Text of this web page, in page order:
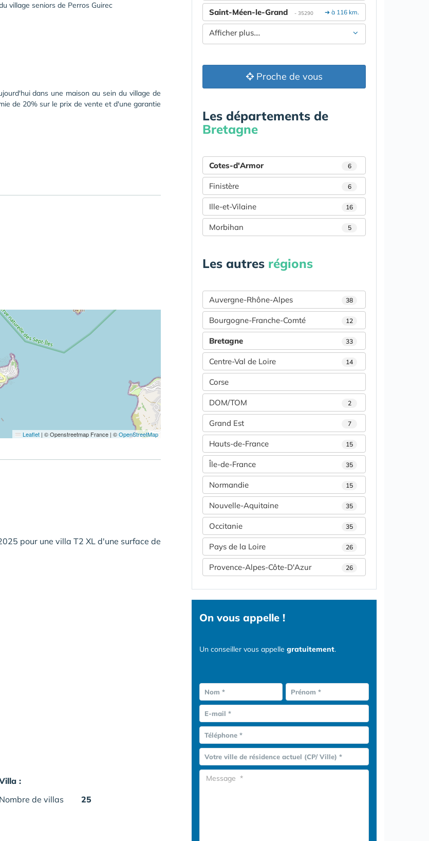
village seniors de Perros Guirec
dans une maison au sein du village de
de 20% sur le prix de vente et d'une garantie
Leaflet | © Openstreetmap France | ©OpenStreetMap
pour une villa T2 XL d'une surface de
:
Nombre de villas 25
➔ à 116 km.
Saint-Méen-le-Grand - 35290
Afficher plus....
Proche de vous
Les départements de
Bretagne
Cotes-d'Armor 6
Finistère 6
Ille-et-Vilaine 16
Morbihan 5
Les autres régions
Auvergne-Rhône-Alpes 38
Bourgogne-Franche-Comté 12
Bretagne 33
Centre-Val de Loire 14
Corse
DOM/TOM 2
Grand Est 7
Hauts-de-France 15
Île-de-France 35
Normandie 15
Nouvelle-Aquitaine 35
Occitanie 35
Pays de la Loire 26
Provence-Alpes-Côte-D'Azur 26
On vous appelle !
Un conseiller vous appelle gratuitement.
Nom * Prénom *
E-mail *
Téléphone *
Votre ville de résidence actuel (CP/ Ville) *